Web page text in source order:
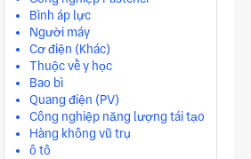
Bình áp lực
Người máy
Cơ điện (Khác)
Thuộc về y học
Bao bì
Quang điện (PV)
Công nghiệp năng lượng tái tạo
Hàng không vũ trụ
ô tô